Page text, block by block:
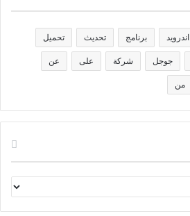
اندرويد برنامج تحديث تحميل
جوجل شركة على عن
من